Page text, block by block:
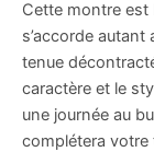
Cette montre est
s’accorde autant
tenue
caractère et le
une journée au
complétera votre